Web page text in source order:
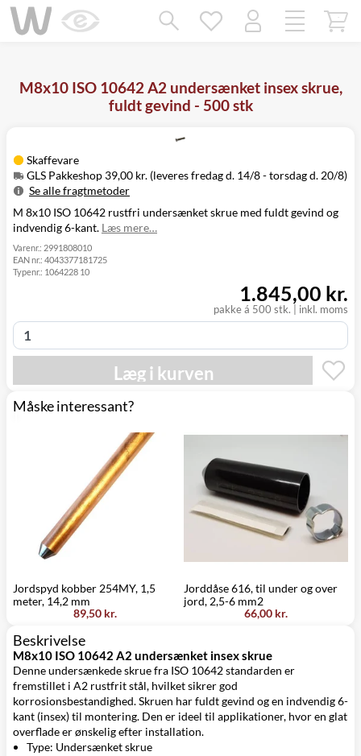
M8x10 ISO 10642 A2 undersænket insex skrue,
fuldt gevind - 500 stk
Skaffevare
GLS Pakkeshop 39,00 kr. (leveres fredag d. 14/8 - torsdag d. 20/8)
Se alle fragtmetoder
Metode
Pris Leveres
GLS Pakkeshop
torsdag d. 20/8
GLS Erhverv
Fredag d. 14/8
torsdag d. 20/8
Svenstrup
(9230)
0,00 kr.
Torsdag d. 13/8
-
M 8x10 ISO 10642 rustfri undersænket skrue med fuldt gevind og
indvendig 6-kant. Læs mere…
Varenr.: 2991808010
EAN nr.: 4043377181725
Typenr.: 1064228 10
pakke á 500 stk. | inkl. moms
1.845,00 kr.
Læg i kurven
Måske interessant?
Jordspyd kobber 254MY, 1,5
meter, 14,2 mm
89,50 kr.
Jorddåse 616, til under og over
jord, 2,5-6 mm2
66,00 kr.
Beskrivelse
M8x10 ISO 10642 A2 undersænket insex skrue
Denne undersænkede skrue fra ISO 10642 standarden er
fremstillet i A2 rustfrit stål, hvilket sikrer god
korrosionsbestandighed. Skruen har fuldt gevind og en indvendig 6-
kant (insex) til montering. Den er ideel til applikationer, hvor en glat
overflade er ønskelig efter installation.
Type: Undersænket skrue
Mangler chatten?
Ret samtykke!